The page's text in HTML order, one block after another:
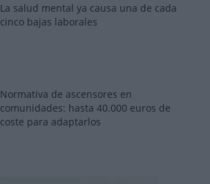
La salud mental ya causa una de cada
cinco bajas laborales
Normativa de ascensores en
comunidades: hasta 40.000 euros de
coste para adaptarlos